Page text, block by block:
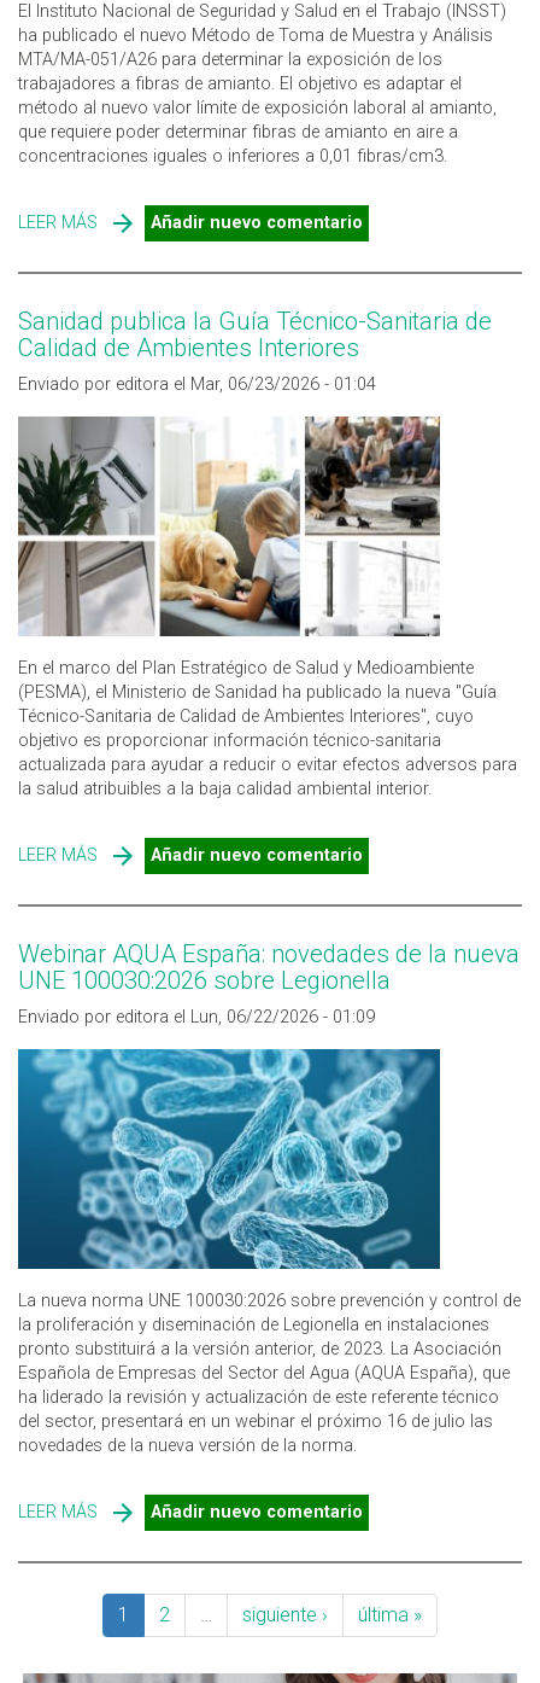
El Instituto Nacional de Seguridad y Salud en el Trabajo (INSST)
ha publicado el nuevo Método de Toma de Muestra y Análisis
MTA/MA-051/A26 para determinar la exposición de los
trabajadores a fibras de amianto. El objetivo es adaptar el
método al nuevo valor límite de exposición laboral al amianto,
que requiere poder determinar fibras de amianto en aire a
concentraciones iguales o inferiores a 0,01 fibras/cm3.
LEER MÁS SOBRE NUEVO MÉTODO PARA LA DETERMINACIÓN DE
FIBRAS DE AMIANTO EN EL AIRE
Añadir nuevo comentario
Sanidad publica la Guía Técnico-Sanitaria de
Calidad de Ambientes Interiores
Enviado por editora el Mar, 06/23/2026 - 01:04
En el marco del Plan Estratégico de Salud y Medioambiente
(PESMA), el Ministerio de Sanidad ha publicado la nueva "Guía
Técnico-Sanitaria de Calidad de Ambientes Interiores", cuyo
objetivo es proporcionar información técnico-sanitaria
actualizada para ayudar a reducir o evitar efectos adversos para
la salud atribuibles a la baja calidad ambiental interior.
LEER MÁS SOBRE SANIDAD PUBLICA LA GUÍA TÉCNICO-SANITARIA
DE CALIDAD DE AMBIENTES INTERIORES
Añadir nuevo comentario
Webinar AQUA España: novedades de la nueva
UNE 100030:2026 sobre Legionella
Enviado por editora el Lun, 06/22/2026 - 01:09
La nueva norma UNE 100030:2026 sobre prevención y control de
la proliferación y diseminación de Legionella en instalaciones
pronto substituirá a la versión anterior, de 2023. La Asociación
Española de Empresas del Sector del Agua (AQUA España), que
ha liderado la revisión y actualización de este referente técnico
del sector, presentará en un webinar el próximo 16 de julio las
novedades de la nueva versión de la norma.
LEER MÁS SOBRE WEBINAR AQUA ESPAÑA: NOVEDADES DE LA
NUEVA UNE 100030:2026 SOBRE LEGIONELLA
Añadir nuevo comentario
1 2 siguiente › última »